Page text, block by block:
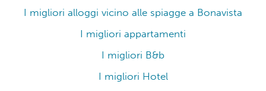
I migliori alloggi vicino alle spiagge a Bonavista
I migliori appartamenti
I migliori B&b
I migliori Hotel